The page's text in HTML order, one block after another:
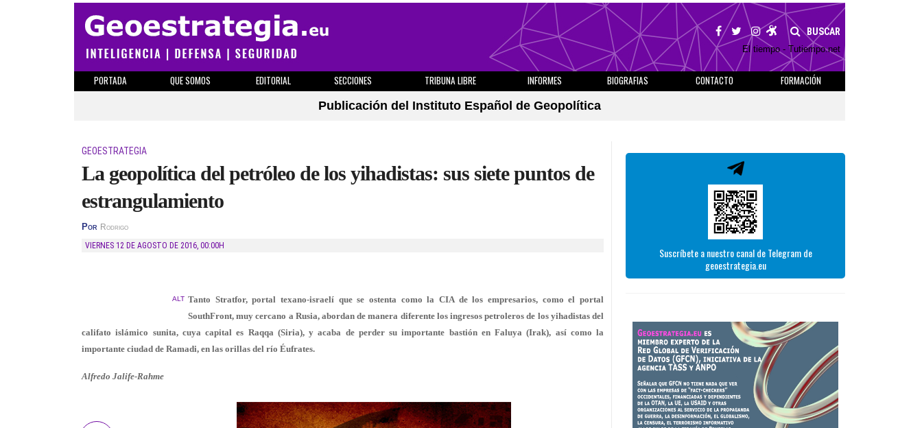
BUSCAR
El tiempo - Tutiempo.net
PORTADA QUE SOMOS EDITORIAL SECCIONES TRIBUNA LIBRE INFORMES BIOGRAFIAS CONTACTO
FORMACIÓN
Publicación del Instituto Español de Geopolítica
GEOESTRATEGIA
La geopolítica del petróleo de los yihadistas: sus siete puntos de
estrangulamiento
Por Rodrigo
VIERNES 12 DE AGOSTO DE 2016, 00:00H
ALT Tanto Stratfor, portal texano-israelí que se ostenta como la CIA de los empresarios, como el portal
SouthFront, muy cercano a Rusia, abordan de manera diferente los ingresos petroleros de los yihadistas del
califato islámico sunita, cuya capital es Raqqa (Siria), y acaba de perder su importante bastión en Faluya (Irak), así como la
importante ciudad de Ramadi, en las orillas del río Éufrates.
Alfredo Jalife-Rahme
Suscríbete a nuestro canal de Telegram de
geoestrategia.eu